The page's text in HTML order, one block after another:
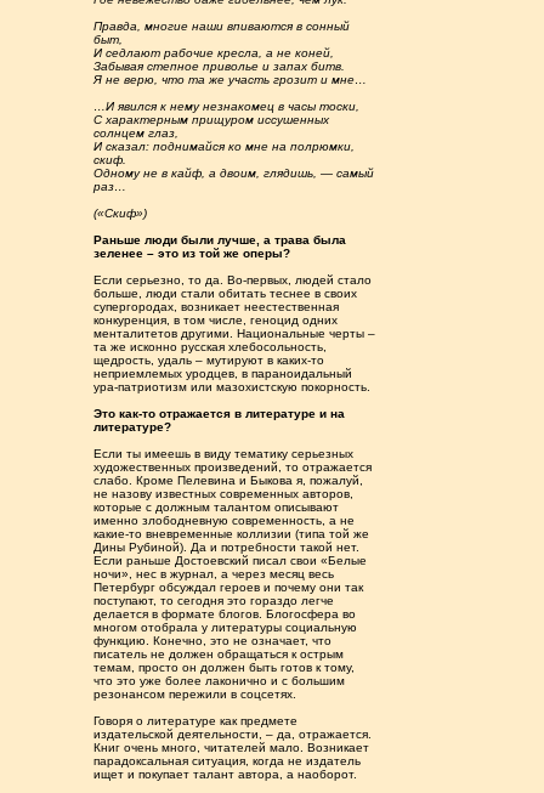
Правда, многие наши впиваются в сонный
быт,
И седлают рабочие кресла, а не коней,
Забывая степное приволье и запах битв.
Я не верю, что та же участь грозит и мне…
…И явился к нему незнакомец в часы тоски,
С характерным прищуром иссушенных
солнцем глаз,
И сказал: поднимайся ко мне на полрюмки,
скиф.
Одному не в кайф, а двоим, глядишь, — самый
раз…
(«Скиф»)
Раньше люди были лучше, а трава была
зеленее – это из той же оперы?
Если серьезно, то да. Во-первых, людей стало
больше, люди стали обитать теснее в своих
супергородах, возникает неестественная
конкуренция, в том числе, геноцид одних
менталитетов другими. Национальные черты –
та же исконно русская хлебосольность,
щедрость, удаль – мутируют в каких-то
неприемлемых уродцев, в параноидальный
ура-патриотизм или мазохистскую покорность.
Это как-то отражается в литературе и на
литературе?
Если ты имеешь в виду тематику серьезных
художественных произведений, то отражается
слабо. Кроме Пелевина и Быкова я, пожалуй,
не назову известных современных авторов,
которые с должным талантом описывают
именно злободневную современность, а не
какие-то вневременные коллизии (типа той же
Дины Рубиной). Да и потребности такой нет.
Если раньше Достоевский писал свои «Белые
ночи», нес в журнал, а через месяц весь
Петербург обсуждал героев и почему они так
поступают, то сегодня это гораздо легче
делается в формате блогов. Блогосфера во
многом отобрала у литературы социальную
функцию. Конечно, это не означает, что
писатель не должен обращаться к острым
темам, просто он должен быть готов к тому,
что это уже более лаконично и с большим
резонансом пережили в соцсетях.
Говоря о литературе как предмете
издательской деятельности, – да, отражается.
Книг очень много, читателей мало. Возникает
парадоксальная ситуация, когда не издатель
ищет и покупает талант автора, а наоборот.